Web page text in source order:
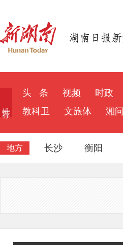
头 条 视频 时政
教科卫
文旅体 湘问
地方 长沙 衡阳